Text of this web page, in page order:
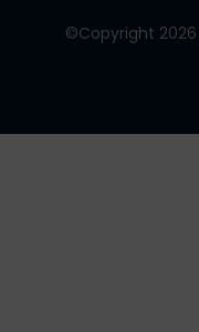
©Copyright 2026